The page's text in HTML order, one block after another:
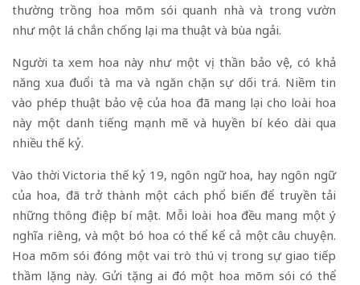
thường trồng hoa mõm sói quanh nhà và trong vườn
như một lá chắn chống lại ma thuật và bùa ngải.
Người ta xem hoa này như một vị thần bảo vệ, có khả
năng xua đuổi tà ma và ngăn chặn sự dối trá. Niềm tin
vào phép thuật bảo vệ của hoa đã mang lại cho loài hoa
này một danh tiếng mạnh mẽ và huyền bí kéo dài qua
nhiều thế kỷ.
Vào thời Victoria thế kỷ 19, ngôn ngữ hoa, hay ngôn ngữ
của hoa, đã trở thành một cách phổ biến để truyền tải
những thông điệp bí mật. Mỗi loài hoa đều mang một ý
nghĩa riêng, và một bó hoa có thể kể cả một câu chuyện.
Hoa mõm sói đóng một vai trò thú vị trong sự giao tiếp
thầm lặng này. Gửi tặng ai đó một hoa mõm sói có thể